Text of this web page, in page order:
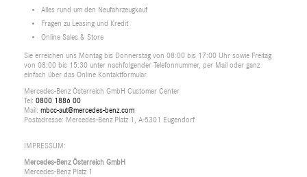
Alles rund um den Neufahrzeugkauf
Fragen zu Leasing und Kredit
Online Sales & Store
Sie erreichen uns Montag bis Donnerstag von 08:00 bis 17:00 Uhr sowie Freitag
von 08:00 bis 15:30 unter nachfolgender Telefonnummer, per Mail oder ganz
einfach über das Online Kontaktformular.
Mercedes-Benz Österreich GmbH Customer Center
Tel: 0800 1886 00
Mail: mbcc-aut@mercedes-benz.com
Postadresse: Mercedes-Benz Platz 1, A-5301 Eugendorf
IMPRESSUM:
Mercedes-Benz Österreich GmbH
Mercedes-Benz Platz 1